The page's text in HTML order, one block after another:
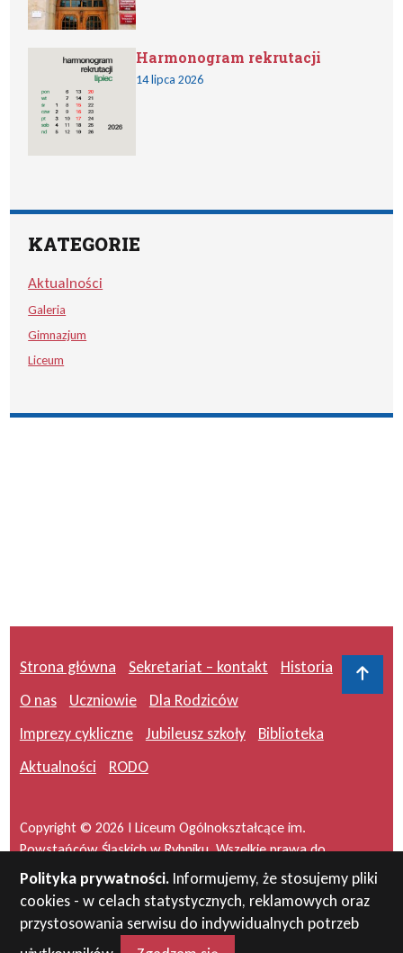
Harmonogram rekrutacji
14 lipca 2026
KATEGORIE
Aktualności
Galeria
Gimnazjum
Liceum
Polityka prywatności. Informujemy, że stosujemy pliki
cookies - w celach statystycznych, reklamowych oraz
przystosowania serwisu do indywidualnych potrzeb
Strona główna Sekretariat – kontakt
Historia
O nas
Uczniowie
Dla Rodziców
Imprezy cykliczne
Jubileusz szkoły
Biblioteka
Aktualności
RODO
Copyright © 2026 I Liceum Ogólnokształcące im.
Powstańców Śląskich w Rybniku. Wszelkie prawa do
serwisu zastrzeżone.
Projekt i wykonanie: masideas.pl
Do